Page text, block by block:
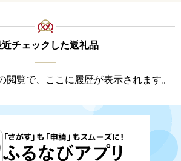
チェックした返礼品
閲覧で、ここに履歴が表示されます。